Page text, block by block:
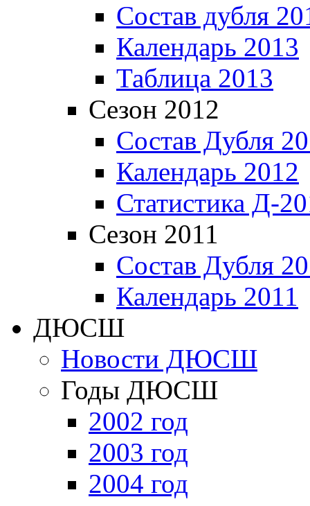
Состав дубля
Календарь 2013
Таблица 2013
Сезон 2012
Состав Дубля
Календарь 2012
Статистика Д-
Сезон 2011
Состав Дубля
Календарь 2011
ДЮСШ
Новости ДЮСШ
Годы ДЮСШ
2002 год
2003 год
2004 год